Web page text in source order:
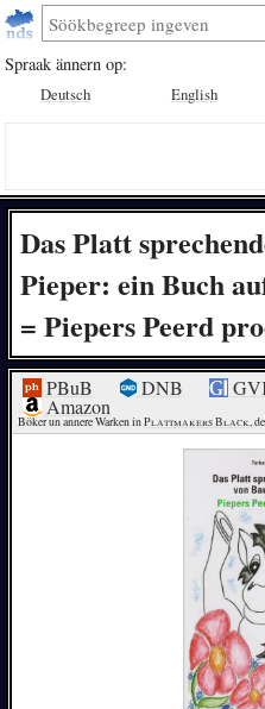
Spraak ännern op:
Deutsch English
Das Platt
Pieper: ein Buch
= Piepers Peerd
PBuB DNB
Amazon
Böker un annere Warken in Plattmakers Black,